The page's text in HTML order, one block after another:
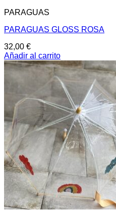
PARAGUAS
PARAGUAS GLOSS ROSA
32,00 €
Añadir al carrito